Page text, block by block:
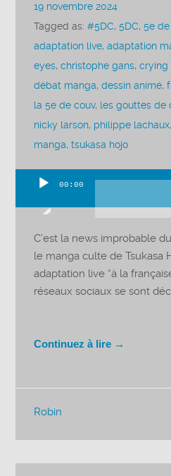
19 novembre 2024
Tagged as:#5DC,5DC,5e
adaptation live,adaptation
eyes,christophe gans,crying
débat manga,dessin animé,
la 5e de couv, les gouttes de
nicky larson, philippe lachaux,
manga,tsukasa hojo
audio
00:00
C’est la news improbable
le manga culte de Tsukasa
adaptation live “à la
réseaux sociaux se sont
Continuez à lire →
Robin